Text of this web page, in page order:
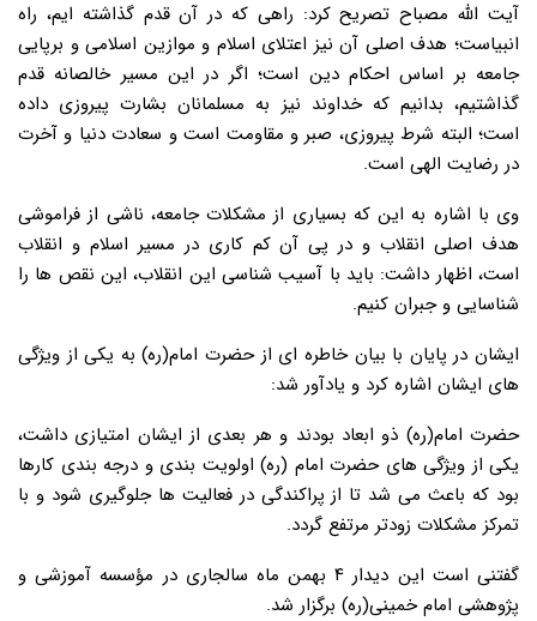
آیت الله مصباح تصریح کرد: راهی که در آن قدم گذاشته ایم، راه
انبیاست؛ هدف اصلی آن نیز اعتلای اسلام و موازین اسلامی و برپایی
جامعه بر اساس احکام دین است؛ اگر در این مسیر خالصانه قدم
گذاشتیم، بدانیم که خداوند نیز به مسلمانان بشارت پیروزی داده
است؛ البته شرط پیروزی، صبر و مقاومت است و سعادت دنیا و آخرت
در رضایت الهی است.
وی با اشاره به این که بسیاری از مشکلات جامعه، ناشی از فراموشی
هدف اصلی انقلاب و در پی آن کم کاری در مسیر اسلام و انقلاب
است، اظهار داشت: باید با آسیب شناسی این انقلاب، این نقص ها را
شناسایی و جبران کنیم.
ایشان در پایان با بیان خاطره ای از حضرت امام(ره) به یکی از ویژگی
های ایشان اشاره کرد و یادآور شد:
حضرت امام(ره) ذو ابعاد بودند و هر بعدی از ایشان امتیازی داشت،
یکی از ویژگی های حضرت امام (ره) اولویت بندی و درجه بندی کارها
بود که باعث می شد تا از پراکندگی در فعالیت ها جلوگیری شود و با
تمرکز مشکلات زودتر مرتفع گردد.
گفتنی است این دیدار ۴ بهمن ماه سالجاری در مؤسسه آموزشی و
پژوهشی امام خمینی(ره) برگزار شد.